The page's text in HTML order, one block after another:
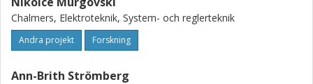
Chalmers, Elektroteknik, System- och reglerteknik
Andra projekt Forskning
Ann-Brith Strömberg